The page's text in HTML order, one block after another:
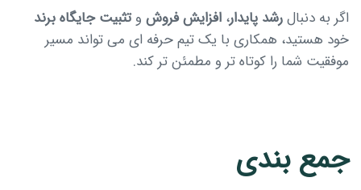
اگر به دنبالرشد پایدار، افزایش فروش وتثبیت جایگاه برند
خود هستید، همکاری با یک تیم حرفه ای می تواند مسیر
موفقیت شما را کوتاه تر و مطمئن تر کند.
جمع بندی